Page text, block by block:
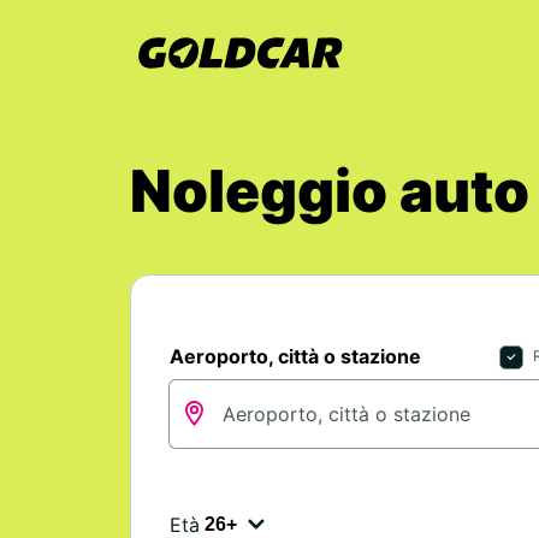
Noleggio
Aeroporto, città o stazione
Età